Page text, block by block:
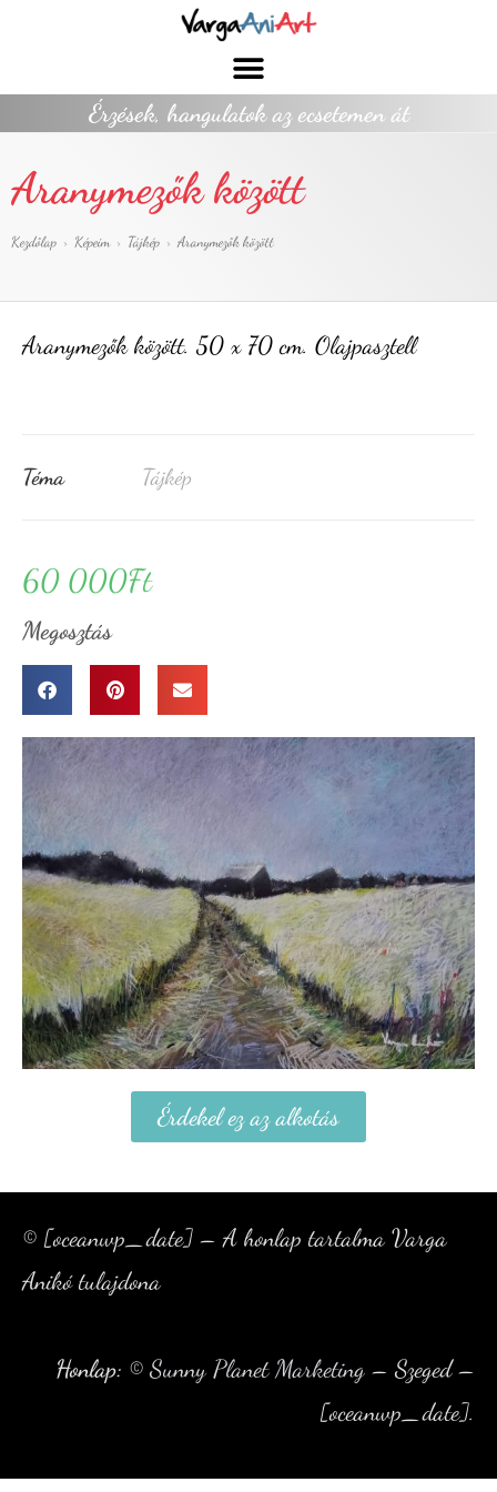
Érzések, hangulatok az ecsetemen át
Aranymezők között
Kezdőlap > Képeim > Tájkép > Aranymezők között
Aranymezők között. 50 x 70 cm. Olajpasztell
Téma Tájkép
60 000Ft
Megosztás
Érdekel ez az alkotás
© [oceanwp_date] – A honlap tartalma Varga
Anikó tulajdona
Honlap: © Sunny Planet Marketing – Szeged –
[oceanwp_date].